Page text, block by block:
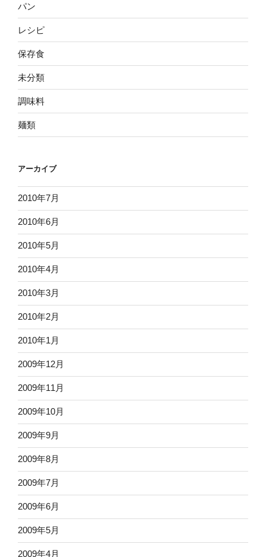
パン
レシピ
保存食
未分類
調味料
麺類
アーカイブ
2010年7月
2010年6月
2010年5月
2010年4月
2010年3月
2010年2月
2010年1月
2009年12月
2009年11月
2009年10月
2009年9月
2009年8月
2009年7月
2009年6月
2009年5月
2009年4月